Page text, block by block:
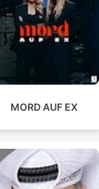
MORD AUF EX